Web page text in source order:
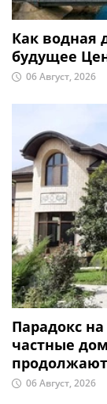
Как водная
будущее
06 Август, 2026
Парадокс
частные
06 Август, 2026